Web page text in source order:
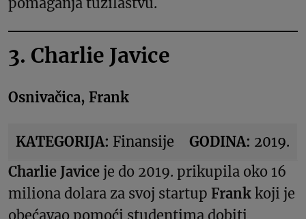
3. Charlie Javice
Osnivačica, Frank
KATEGORIJA: Finansije GODINA: 2019.
Charlie Javice je do 2019. prikupila oko 16
miliona dolara za svoj startup Frank koji je
obećavao pomoći studentima dobiti